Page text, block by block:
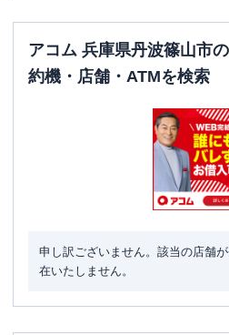
アコム 兵庫県丹波篠山市
約機・店舗・ATMを検索
申し訳ございません。該当の店舗
在いたしません。